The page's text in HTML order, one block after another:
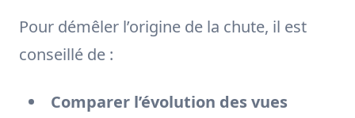
Pour démêler l’origine de la chute, il est
conseillé de :
Comparer l’évolution des vues